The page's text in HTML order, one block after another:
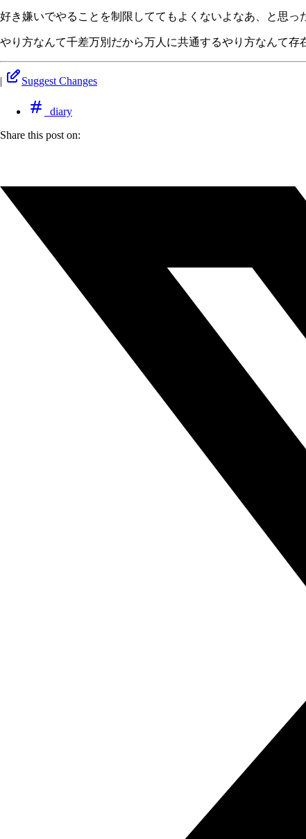
好き嫌いでやることを制限しててもよくないよなあ、と思っ
やり方なんて千差万別だから万人に共通するやり方なんて存
| Suggest Changes
diary
Share this post on: